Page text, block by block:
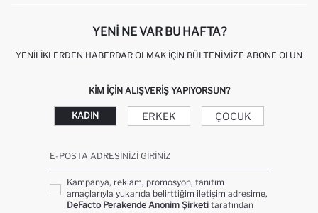
YENI NE VAR BU HAFTA?
YENILIKLERDEN HABERDAR OLMAK İÇIN BÜLTENIMIZE ABONE OLUN
KIM IÇIN ALIŞVERIŞ YAPIYORSUN?
KADIN ERKEK ÇOCUK
E-POSTA ADRESINIZI GIRINIZ
Kampanya, reklam, promosyon, tanıtım
amaçlarıyla yukarıda belirttiğim iletişim adresime,
DeFacto Perakende Anonim Şirketi tarafından